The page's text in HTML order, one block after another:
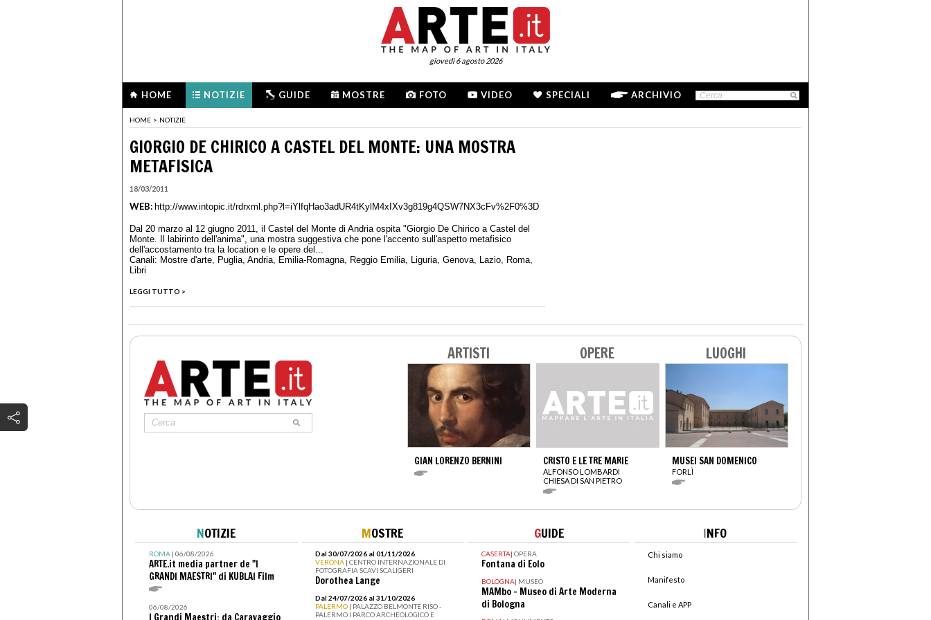
giovedì 6 agosto 2026
HOME NOTIZIE GUIDE MOSTRE FOTO VIDEO SPECIALI ARCHIVIO
HOME > NOTIZIE
GIORGIO DE CHIRICO A CASTEL DEL MONTE: UNA MOSTRA
METAFISICA
18/03/2011
WEB: http://www.intopic.it/rdrxml.php?l=iYlfqHao3adUR4tKylM4xIXv3g819g4QSW7NX3cFv%2F0%3D
Dal 20 marzo al 12 giugno 2011, il Castel del Monte di Andria ospita "Giorgio De Chirico a Castel del
Monte. Il labirinto dell'anima", una mostra suggestiva che pone l'accento sull'aspetto metafisico
dell'accostamento tra la location e le opere del...
Canali: Mostre d'arte Puglia Andria Emilia-Romagna Reggio Emilia Liguria Genova Lazio Roma
Libri
LEGGI TUTTO >
ARTISTI
GIAN LORENZO BERNINI
OPERE
CRISTO E LE TRE MARIE
ALFONSO LOMBARDI
CHIESA DI SAN PIETRO
LUOGHI
MUSEI SAN DOMENICO
FORLÌ
NOTIZIE
ROMA| 06/08/2026
ARTE.it media partner de "I
GRANDI MAESTRI" di KUBLAI Film
06/08/2026
I Grandi Maestri: da Caravaggio
MOSTRE
Dal 30/07/2026 al 01/11/2026
VERONA | CENTRO INTERNAZIONALE DI
FOTOGRAFIA SCAVI SCALIGERI
Dorothea Lange
Dal 24/07/2026 al 31/10/2026
PALERMO | PALAZZO BELMONTE RISO -
PALERMO I PARCO ARCHEOLOGICO E
GUIDE
CASERTA| OPERA
Fontana di Eolo
BOLOGNA| MUSEO
MAMbo - Museo di Arte Moderna
di Bologna
INFO
Chi siamo
Manifesto
Canali e APP